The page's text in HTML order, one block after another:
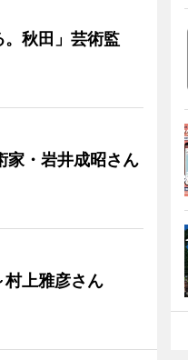
秋田」芸術監
・岩井成昭さん
村上雅彦さん